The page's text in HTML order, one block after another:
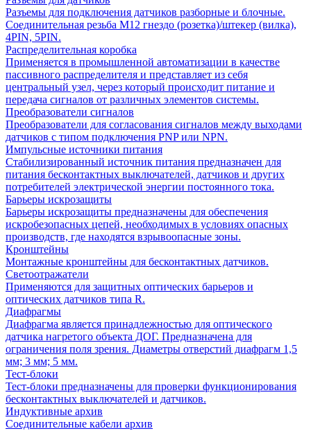
Разъемы для подключения датчиков разборные и блочные.
Соединительная резьба М12 гнездо (розетка)/штекер (вилка),
4PIN, 5PIN.
Распределительная коробка
Применяется в промышленной автоматизации в качестве
пассивного распределителя и представляет из себя
центральный узел, через который происходит питание и
передача сигналов от различных элементов системы.
Преобразователи сигналов
Преобразователи для согласования сигналов между выходами
датчиков с типом подключения PNP или NPN.
Импульсные источники питания
Стабилизированный источник питания предназначен для
питания бесконтактных выключателей, датчиков и других
потребителей электрической энергии постоянного тока.
Барьеры искрозащиты
Барьеры искрозащиты предназначены для обеспечения
искробезопасных цепей, необходимых в условиях опасных
производств, где находятся взрывоопасные зоны.
Кронштейны
Монтажные кронштейны для бесконтактных датчиков.
Светоотражатели
Применяются для защитных оптических барьеров и
оптических датчиков типа R.
Диафрагмы
Диафрагма является принадлежностью для оптического
датчика нагретого объекта ДОГ. Предназначена для
ограничения поля зрения. Диаметры отверстий диафрагм 1,5
мм; 3 мм; 5 мм.
Тест-блоки
Тест-блоки предназначены для проверки функционирования
бесконтактных выключателей и датчиков.
Индуктивные архив
Соединительные кабели архив